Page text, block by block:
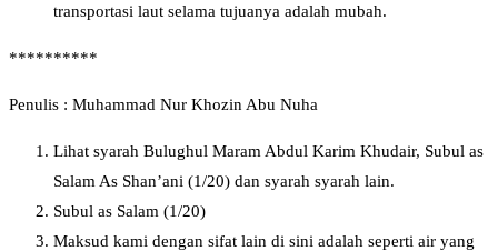
transportasi laut selama tujuanya adalah mubah.
**********
Penulis : Muhammad Nur Khozin Abu Nuha
Lihat syarah Bulughul Maram Abdul Karim Khudair, Subul as
Salam As Shan’ani (1/20) dan syarah syarah lain.
Subul as Salam (1/20)
Maksud kami dengan sifat lain di sini adalah seperti air yang